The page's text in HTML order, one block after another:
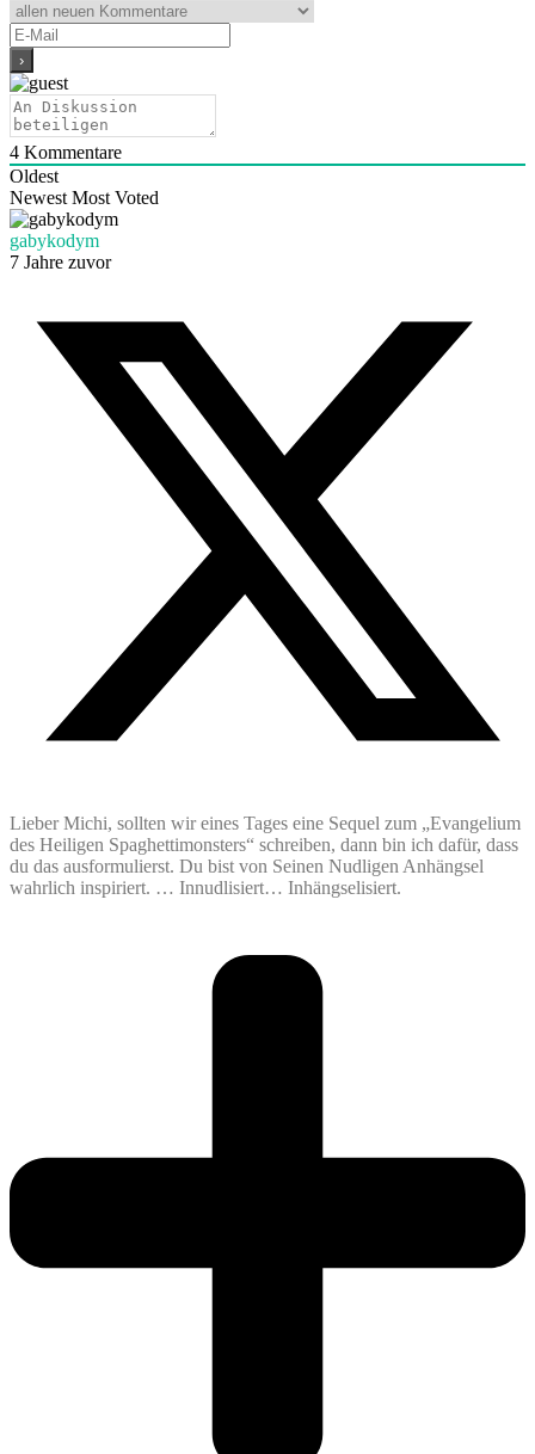
4 Kommentare
Oldest
Newest Most Voted
gabykodym
7 Jahre zuvor
Lieber Michi, sollten wir eines Tages eine Sequel zum „Evangelium
des Heiligen Spaghettimonsters“ schreiben, dann bin ich dafür, dass
du das ausformulierst. Du bist von Seinen Nudligen Anhängsel
wahrlich inspiriert. … Innudlisiert… Inhängselisiert.